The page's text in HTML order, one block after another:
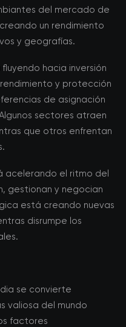
del mercado de
un rendimiento
y geografías.
hacia inversión
y protección
de asignación
sectores atraen
que otros enfrentan
acelerando el ritmo del
gestionan y negocian
está creando nuevas
disrumpe los
se convierte
valiosa del mundo
factores